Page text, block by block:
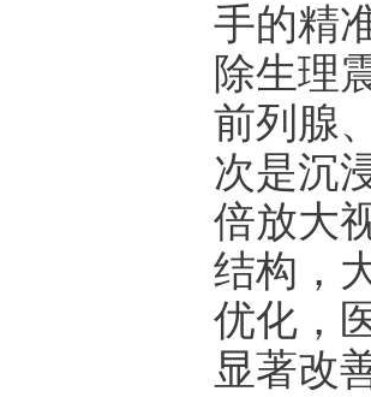
手的精
除生理
前列腺
次是沉
倍放大
结构，
优化，
显著改